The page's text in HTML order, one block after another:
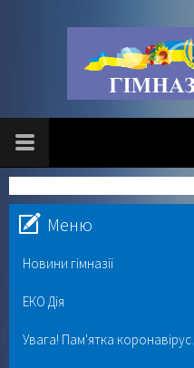
Меню
Новини гімназії
ЕКО Дія
Увага! Пам'ятка коронавірус.